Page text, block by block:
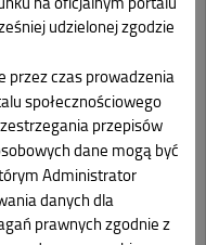
udzielonej zgodzie
przez czas prowadzenia
społecznościowego
przepisów
dane mogą być
Administrator
danych dla
prawnych zgodnie z